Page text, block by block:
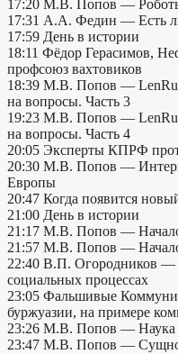
17:20 М.В. Попов —
17:31 А.А. Федин — Есть
17:59 День в истории
18:11 Фёдор Герасимов,
профсоюз вахтовиков
18:39 М.В. Попов — LenRu
на вопросы. Часть 3
19:23 М.В. Попов — LenRu
на вопросы. Часть 4
20:05 Эксперты КПРФ
20:30 М.В. Попов —
Европы
20:47 Когда появится
21:00 День в истории
21:17 М.В. Попов —
21:57 М.В. Попов —
22:40 В.П. Огородников
социальных процессах
23:05 Фальшивые
буржуазии, на примере
23:26 М.В. Попов — Наука
23:47 М.В. Попов —